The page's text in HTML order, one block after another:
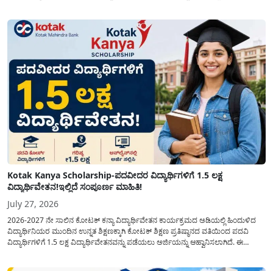
Kotak Kanya Scholarship-ಪದವೀದರ ವಿದ್ಯಾರ್ಥಿಗಳಿಗೆ 1.5 ಲಕ್ಷ
ವಿದ್ಯಾರ್ಥಿವೇತನ!ಇಲ್ಲಿದೆ ಸಂಪೂರ್ಣ ಮಾಹಿತಿ!
July 27, 2026
2026-2027 ನೇ ಸಾಲಿನ ಕೋಟಕ್ ಕನ್ಯಾ ವಿದ್ಯಾರ್ಥಿವೇತನ ಕಾರ್ಯಕ್ರಮದ ಅಡಿಯಲ್ಲಿ ಹಿಂದುಳಿದ
ವಿದ್ಯಾರ್ಥಿನಿಯರ ಮುಂದಿನ ಉನ್ನತ ಶಿಕ್ಷಣಕ್ಕಾಗಿ ಕೋಟಕ್ ಶಿಕ್ಷಣ ಪ್ರತಿಷ್ಠಾನದ ವತಿಯಿಂದ ಪದವಿ
ವಿದ್ಯಾರ್ಥಿಗಳಿಗೆ 1.5 ಲಕ್ಷ ವಿದ್ಯಾರ್ಥಿವೇತನವನ್ನು ಪಡೆಯಲು ಅರ್ಜಿಯನ್ನು ಆಹ್ವಾನಿಸಲಾಗಿದೆ. ಈ